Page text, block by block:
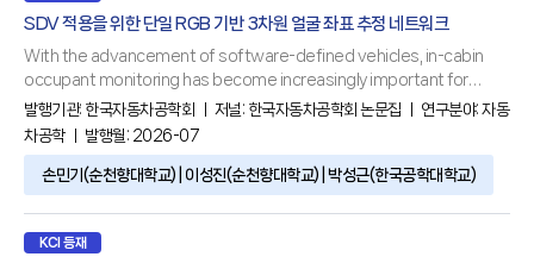
SDV 적용을 위한 단일 RGB 기반 3차원 얼굴 좌표 추정 네트워크
With the advancement of software-defined vehicles, in-cabin
occupant monitoring has become increasingly important for
safety, comfort, and intelligent vehicle functions. Nonetheless,
conventional approaches for three-dimensional facial landmark
estimation rely on stereo or depth sensors, increasing hardware
발행기관: 한국자동차공학회 ㅣ 저널: 한국자동차공학회 논문집 ㅣ 연구분야: 자동
차공학
ㅣ 발행월: 2026-07
손민기(순천향대학교) | 이성진(순천향대학교) | 박성근(한국공학대학교)
KCI 등재